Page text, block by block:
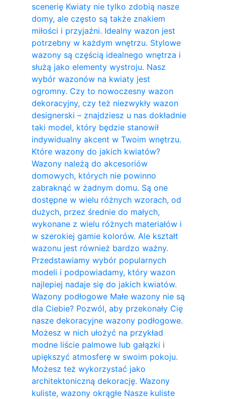
scenerię Kwiaty nie tylko zdobią nasze
domy, ale często są także znakiem
miłości i przyjaźni. Idealny wazon jest
potrzebny w każdym wnętrzu. Stylowe
wazony są częścią idealnego wnętrza i
służą jako elementy wystroju. Nasz
wybór wazonów na kwiaty jest
ogromny. Czy to nowoczesny wazon
dekoracyjny, czy też niezwykły wazon
designerski – znajdziesz u nas dokładnie
taki model, który będzie stanowił
indywidualny akcent w Twoim wnętrzu.
Które wazony do jakich kwiatów?
Wazony należą do akcesoriów
domowych, których nie powinno
zabraknąć w żadnym domu. Są one
dostępne w wielu różnych wzorach, od
dużych, przez średnie do małych,
wykonane z wielu różnych materiałów i
w szerokiej gamie kolorów. Ale kształt
wazonu jest również bardzo ważny.
Przedstawiamy wybór popularnych
modeli i podpowiadamy, który wazon
najlepiej nadaje się do jakich kwiatów.
Wazony podłogowe Małe wazony nie są
dla Ciebie? Pozwól, aby przekonały Cię
nasze dekoracyjne wazony podłogowe.
Możesz w nich ułożyć na przykład
modne liście palmowe lub gałązki i
upiększyć atmosferę w swoim pokoju.
Możesz też wykorzystać jako
architektoniczną dekorację. Wazony
kuliste, wazony okrągłe Nasze kuliste